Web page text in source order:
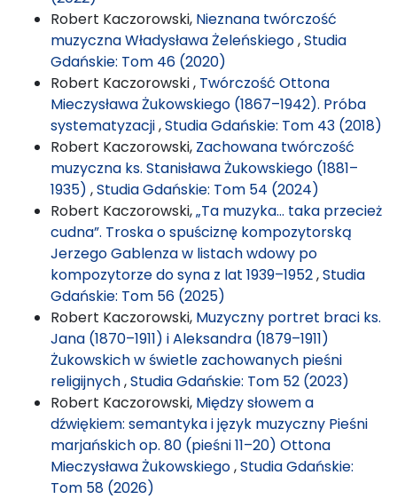
Robert Kaczorowski, Nieznana twórczość
muzyczna Władysława Żeleńskiego,Studia
Gdańskie: Tom 46 (2020)
Robert Kaczorowski , Twórczość Ottona
Mieczysława Żukowskiego (1867–1942). Próba
systematyzacji,Studia Gdańskie: Tom 43 (2018)
Robert Kaczorowski, Zachowana twórczość
muzyczna ks. Stanisława Żukowskiego (1881–
1935) ,Studia Gdańskie: Tom 54 (2024)
Robert Kaczorowski,„Ta muzyka… taka przecież
cudna”. Troska o spuściznę kompozytorską
Jerzego Gablenza w listach wdowy po
kompozytorze do syna z lat 1939–1952,Studia
Gdańskie: Tom 56 (2025)
Robert Kaczorowski, Muzyczny portret braci ks.
Jana (1870–1911) i Aleksandra (1879–1911)
Żukowskich w świetle zachowanych pieśni
religijnych,Studia Gdańskie: Tom 52 (2023)
Robert Kaczorowski, Między słowem a
dźwiękiem: semantyka i język muzyczny Pieśni
marjańskich op. 80 (pieśni 11–20) Ottona
Mieczysława Żukowskiego,Studia Gdańskie:
Tom 58 (2026)